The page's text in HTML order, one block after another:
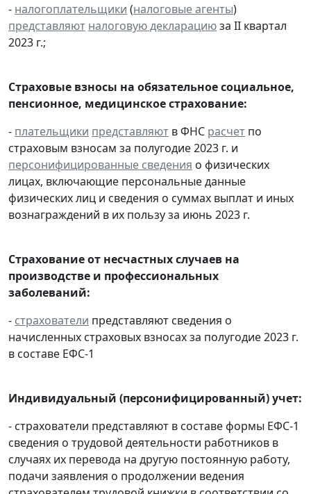
- налогоплательщики (налоговые агенты)
представляют налоговую декларациюза II квартал
2023 г.;
Страховые взносы на обязательное социальное,
пенсионное, медицинское страхование:
- плательщики представляют в ФНС расчет по
страховым взносам за полугодие 2023 г. и
персонифицированные сведения о физических
лицах, включающие персональные данные
физических лиц и сведения о суммах выплат и иных
вознаграждений в их пользу за июнь 2023 г.
Страхование от несчастных случаев на
производстве и профессиональных
заболеваний:
- страхователи представляют сведения о
начисленных страховых взносах за полугодие 2023 г.
в составе ЕФС-1
Индивидуальный (персонифицированный) учет:
- страхователи представляют в составе формы ЕФС-1
сведения о трудовой деятельности работников в
случаях их перевода на другую постоянную работу,
подачи заявления о продолжении ведения